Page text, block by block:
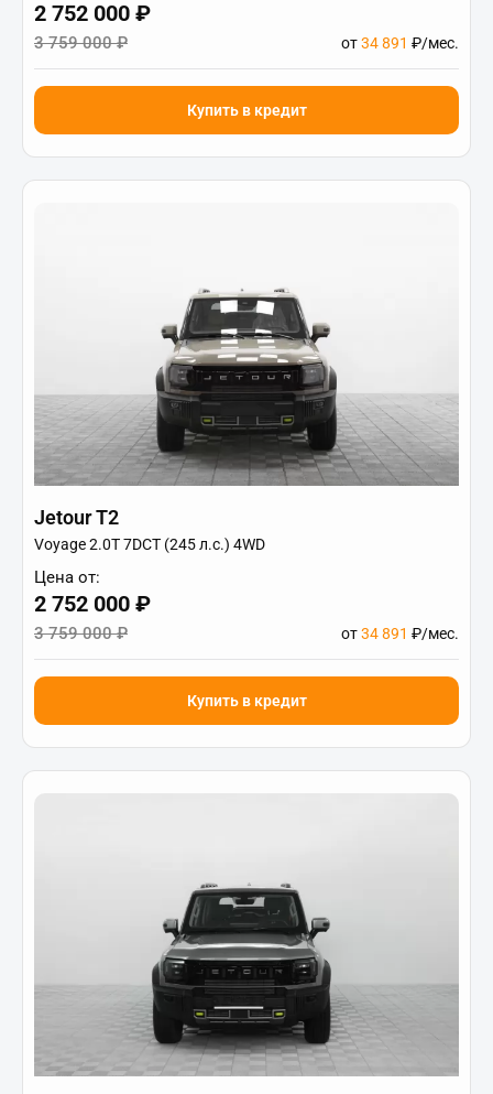
2 752 000 ₽
3 759 000 ₽ от34 891 ₽/мес.
Купить в кредит
Jetour T2
Voyage 2.0T 7DCT (245 л.с.) 4WD
Цена от:
2 752 000 ₽
3 759 000 ₽ от34 891 ₽/мес.
Купить в кредит